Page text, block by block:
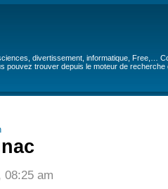
divertissement, informatique, Free,…
pouvez trouver depuis le moteur de recherche
08:25 am